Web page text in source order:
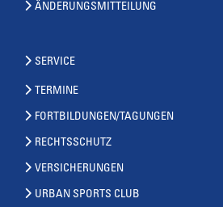
ÄNDERUNGSMITTEILUNG
SERVICE
TERMINE
FORTBILDUNGEN/TAGUNGEN
RECHTSSCHUTZ
VERSICHERUNGEN
URBAN SPORTS CLUB